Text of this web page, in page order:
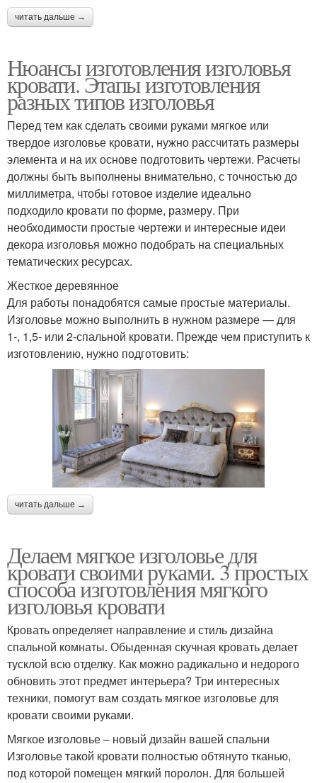
читать дальше →
Нюансы изготовления изголовья
кровати. Этапы изготовления
разных типов изголовья
Перед тем как сделать своими руками мягкое или
твердое изголовье кровати, нужно рассчитать размеры
элемента и на их основе подготовить чертежи. Расчеты
должны быть выполнены внимательно, с точностью до
миллиметра, чтобы готовое изделие идеально
подходило кровати по форме, размеру. При
необходимости простые чертежи и интересные идеи
декора изголовья можно подобрать на специальных
тематических ресурсах.
Жесткое деревянное
Для работы понадобятся самые простые материалы.
Изголовье можно выполнить в нужном размере — для
1-, 1,5- или 2-спальной кровати. Прежде чем приступить к
изготовлению, нужно подготовить:
читать дальше →
Делаем мягкое изголовье для
кровати своими руками. 3 простых
способа изготовления мягкого
изголовья кровати
Кровать определяет направление и стиль дизайна
спальной комнаты. Обыденная скучная кровать делает
тусклой всю отделку. Как можно радикально и недорого
обновить этот предмет интерьера? Три интересных
техники, помогут вам создать мягкое изголовье для
кровати своими руками.
Мягкое изголовье – новый дизайн вашей спальни
Изголовье такой кровати полностью обтянуто тканью,
под которой помещен мягкий поролон. Для большей